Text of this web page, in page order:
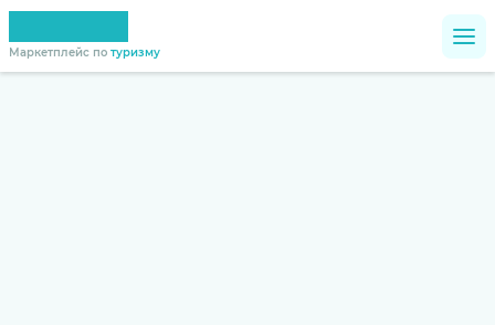
Маркетплейс по туризму